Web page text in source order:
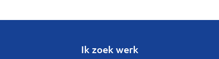
Ik zoek werk